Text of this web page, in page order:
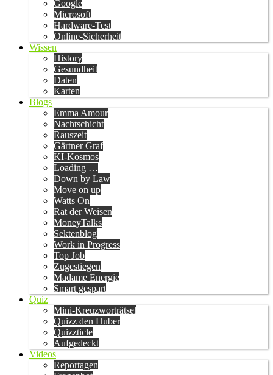
Google
Microsoft
Hardware-Test
Online-Sicherheit
Wissen
History
Gesundheit
Daten
Karten
Blogs
Emma Amour
Nachtschicht
Rauszeit
Gärtner Graf
KI-Kosmos
Loading …
Down by Law
Move on up
Watts On
Rat der Weisen
MoneyTalks
Sektenblog
Work in Progress
Top Job
Zugestiegen
Madame Energie
Smart gespart
Quiz
Mini-Kreuzworträtsel
Quizz den Huber
Quizzticle
Aufgedeckt
Videos
Reportagen